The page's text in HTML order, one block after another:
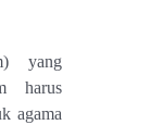
yang
harus
agama